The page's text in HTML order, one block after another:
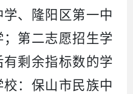
、隆阳区第一中
第二志愿招生学
剩余指标数的学
：保山市民族中